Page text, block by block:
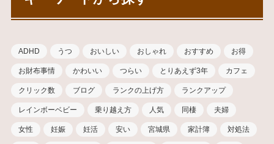
ADHD うつ おいしい おしゃれ おすすめ お得
お財布事情 かわいい つらい とりあえず3年 カフェ
クリック数 ブログ ランクの上げ方 ランクアップ
レインボーベビー 乗り越え方 人気 同棲 夫婦
女性 妊娠 妊活 安い 宮城県 家計簿 対処法